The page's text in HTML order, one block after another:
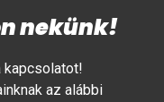
nekünk!
kapcsolatot!
az alábbi